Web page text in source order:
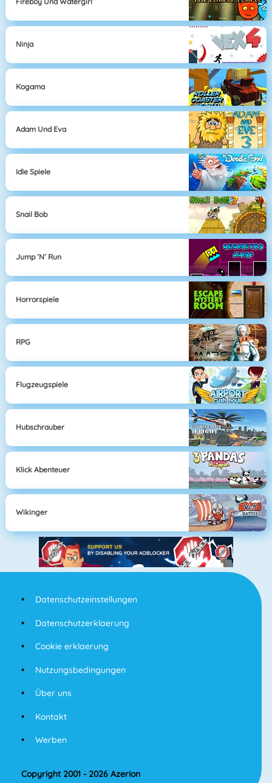
Ninja
Kogama
Adam Und Eva
Idle Spiele
Snail Bob
Jump ’n’ Run
Horrorspiele
RPG
Flugzeugspiele
Hubschrauber
Klick Abenteuer
Wikinger
Datenschutzeinstellungen
Datenschutzerklaerung
Cookie erklaerung
Nutzungsbedingungen
Über uns
Kontakt
Werben
Copyright 2001 - 2026 Azerion